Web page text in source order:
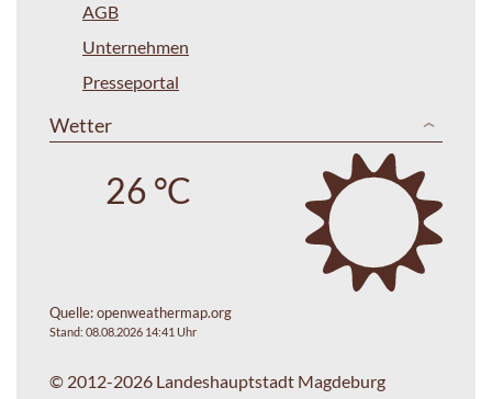
AGB
Unternehmen
Presseportal
Wetter
26 °C
Quelle:openweathermap.org
Stand: 08.08.2026 14:41 Uhr
© 2012-2026 Landeshauptstadt Magdeburg